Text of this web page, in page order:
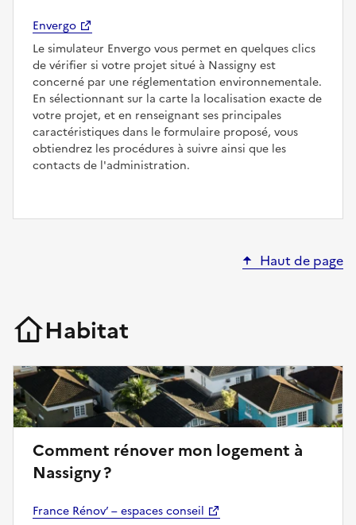
Envergo
Le simulateur Envergo vous permet en quelques clics
de vérifier si votre projet situé à Nassigny est
concerné par une réglementation environnementale.
En sélectionnant sur la carte la localisation exacte de
votre projet, et en renseignant ses principales
caractéristiques dans le formulaire proposé, vous
obtiendrez les procédures à suivre ainsi que les
contacts de l'administration.
Haut de page
Habitat
Comment rénover mon logement à
Nassigny ?
France Rénov’ – espaces conseil